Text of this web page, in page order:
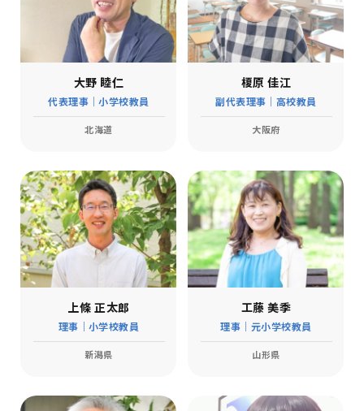
大野 睦仁
代表理事｜小学校教員
北海道
榎原 佳江
副代表理事｜高校教員
大阪府
上條 正太郎
理事｜小学校教員
新潟県
工藤 美季
理事｜元小学校教員
山形県